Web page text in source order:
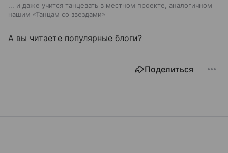
... и даже учится танцевать в местном проекте, аналогичном
нашим «Танцам со звездами»
А вы читаете популярные блоги?
Поделиться